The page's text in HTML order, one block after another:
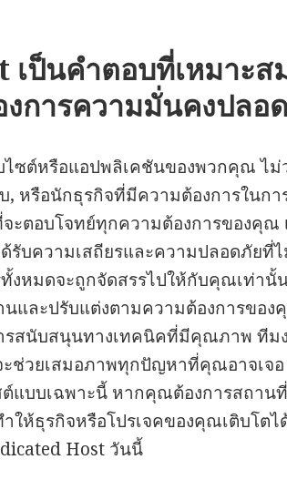
เป็นคำตอบที่เหมาะส
การความมั่นคงปลอ
ไซต์หรือแอปพลิเคชันของพวกคุณ ไ
หรือนักธุรกิจที่มีความต้องการในกา
ะตอบโจทย์ทุกความต้องการของคุณ
รับความเสถียรและความปลอดภัยที่
ทั้งหมดจะถูกจัดสรรไปให้กับคุณเท่านั้
และปรับแต่งตามความต้องการของ
รสนับสนุนทางเทคนิคที่มีคุณภาพ ทีม
ช่วยเสมอภาพทุกปัญหาที่คุณอาจเจ
ต์แบบเฉพาะนี้ หากคุณต้องการสถาน
ให้ธุรกิจหรือโปรเจคของคุณเติบโตไ
Host วันนี้